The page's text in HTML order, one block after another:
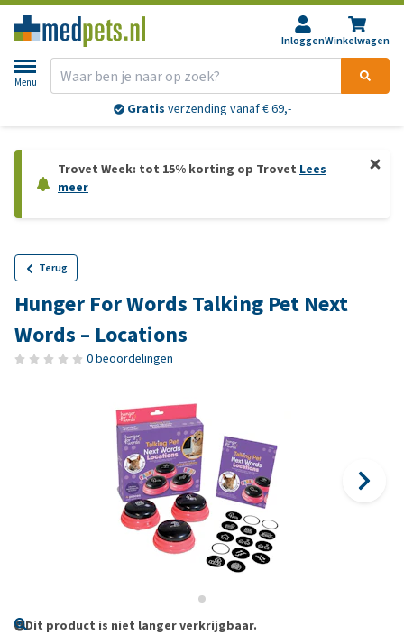
InloggenWinkelwagen
Menu
Gratis verzending vanaf € 69,-
Trovet Week: tot 15% korting op Trovet Lees
meer
Terug
Hunger For Words Talking Pet Next
Words – Locations
0 beoordelingen
Dit product is niet langer verkrijgbaar.